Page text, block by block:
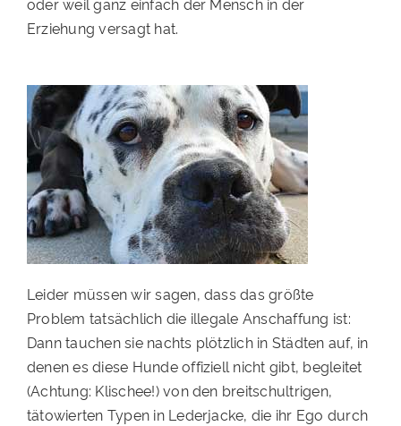
Erziehung versagt hat.
Leider müssen wir sagen, dass das größte
Problem tatsächlich die illegale Anschaffung ist:
Dann tauchen sie nachts plötzlich in Städten auf, in
denen es diese Hunde offiziell nicht gibt, begleitet
(Achtung: Klischee!) von den breitschultrigen,
tätowierten Typen in Lederjacke, die ihr Ego durch